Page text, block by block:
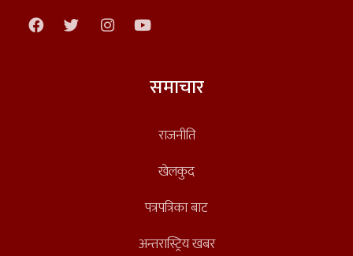
समाचार
राजनीति
खेलकुद
पत्रपत्रिका बाट
अन्तरास्ट्रिय खबर